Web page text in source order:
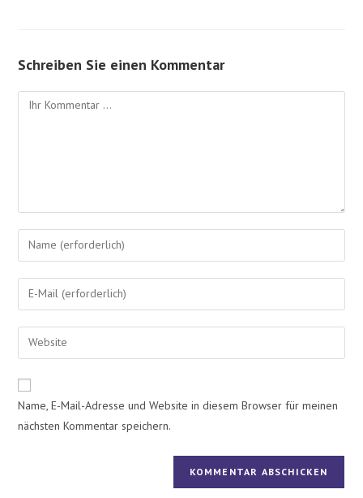
Schreiben Sie einen Kommentar
Name, E-Mail-Adresse und Website in diesem Browser für meinen
nächsten Kommentar speichern.